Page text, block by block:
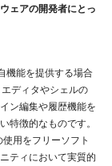
ェアの開発者にとっ
機能を提供する場合
ディタやシェルの
ン編集や履歴機能を
特徴的なものです。
用をフリーソフト
ティにおいて実質的